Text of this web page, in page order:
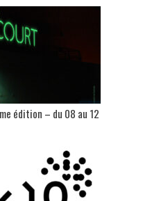
édition – du 08 au 12